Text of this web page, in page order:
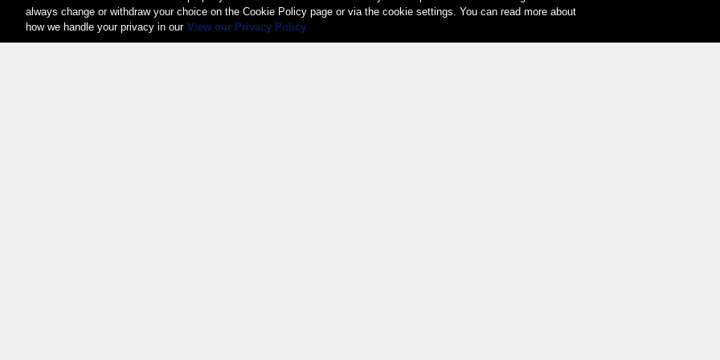
always change or withdraw your choice on the Cookie Policy page or via the cookie settings. You can read more about
how we handle your privacy in our View our Privacy Policy